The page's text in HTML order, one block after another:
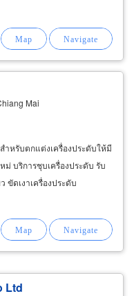
Mai
ำหรับตกแต่งเครื่องประดับให้มี
ม่ บริการชุบเครื่องประดับ รับ
ขัดเงาเครื่องประดับ
Ltd